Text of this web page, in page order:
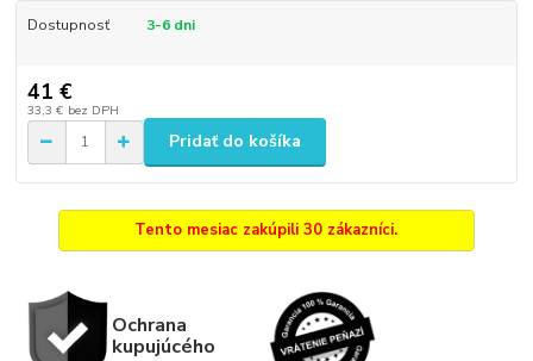
Dostupnosť 3-6 dni
41 €
33,3 € bez DPH
Pridať do košíka
Tento mesiac zakúpili 30 zákazníci.
Ochrana
kupujúcého